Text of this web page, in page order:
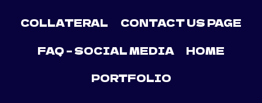
COLLATERAL
CONTACT US PAGE
FAQ – SOCIAL MEDIA
HOME
PORTFOLIO